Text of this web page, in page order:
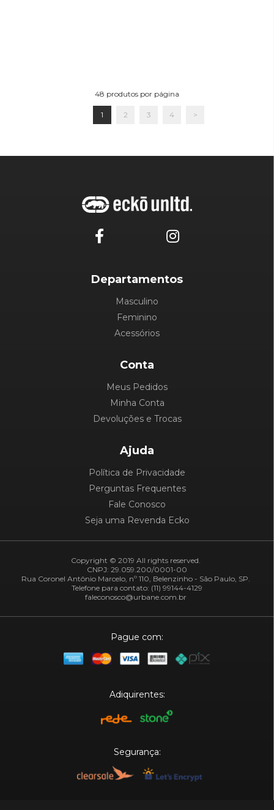
48 produtos por página
1 2 3 4 >
Departamentos
Masculino
Feminino
Acessórios
Conta
Meus Pedidos
Minha Conta
Devoluções e Trocas
Ajuda
Política de Privacidade
Perguntas Frequentes
Fale Conosco
Seja uma Revenda Ecko
Copyright © 2019 All rights reserved.
CNPJ: 29.059.200/0001-00
Rua Coronel Antônio Marcelo, nº 110, Belenzinho - São Paulo, SP.
Telefone para contato: (11) 99144-4129
faleconosco@urbane.com.br
Pague com:
Adiquirentes:
Segurança: